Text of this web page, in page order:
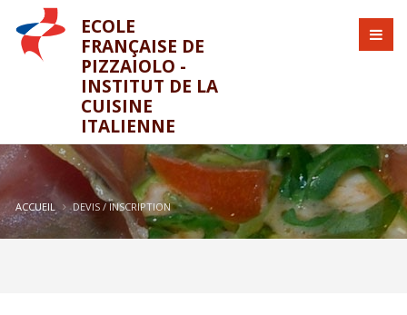
ECOLE
FRANÇAISE DE
PIZZAIOLO -
INSTITUT DE LA
CUISINE
ITALIENNE
ACCUEIL DEVIS / INSCRIPTION